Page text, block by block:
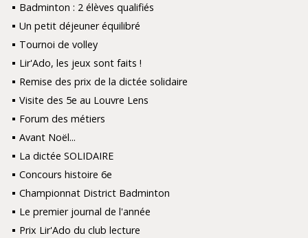
Badminton : 2 élèves qualifiés
Un petit déjeuner équilibré
Tournoi de volley
Lir'Ado, les jeux sont faits !
Remise des prix de la dictée solidaire
Visite des 5e au Louvre Lens
Forum des métiers
Avant Noël...
La dictée SOLIDAIRE
Concours histoire 6e
Championnat District Badminton
Le premier journal de l'année
Prix Lir'Ado du club lecture